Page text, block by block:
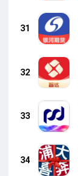
31
32
33
34